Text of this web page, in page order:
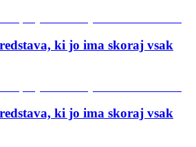
ki jo ima skoraj vsak
ki jo ima skoraj vsak